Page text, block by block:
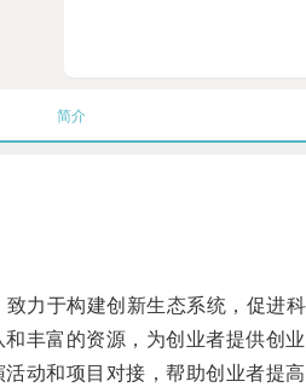
简介
于构建创新生态系统，促进科
富的资源，为创业者提供创业
和项目对接，帮助创业者提高